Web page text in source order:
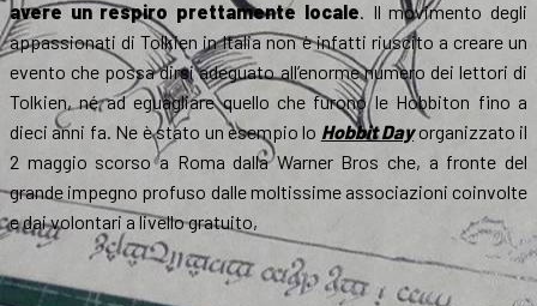
avere un respiro prettamente locale. Il movimento degli
appassionati di Tolkien in Italia non è infatti riuscito a creare un
evento che possa dirsi adeguato all’enorme numero dei lettori di
Tolkien, né ad eguagliare quello che furono le Hobbiton fino a
dieci anni fa. Ne è stato un esempio lo Hobbit Dayorganizzato il
2 maggio scorso a Roma dalla Warner Bros che, a fronte del
grande impegno profuso dalle moltissime associazioni coinvolte
e dai volontari a livello gratuito,